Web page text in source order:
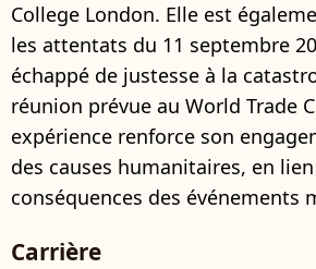
College London. Elle est
les attentats du 11 septembre
échappé de justesse à la
réunion prévue au World Trade
expérience renforce son
des causes humanitaires, en
conséquences des événements
Carrière